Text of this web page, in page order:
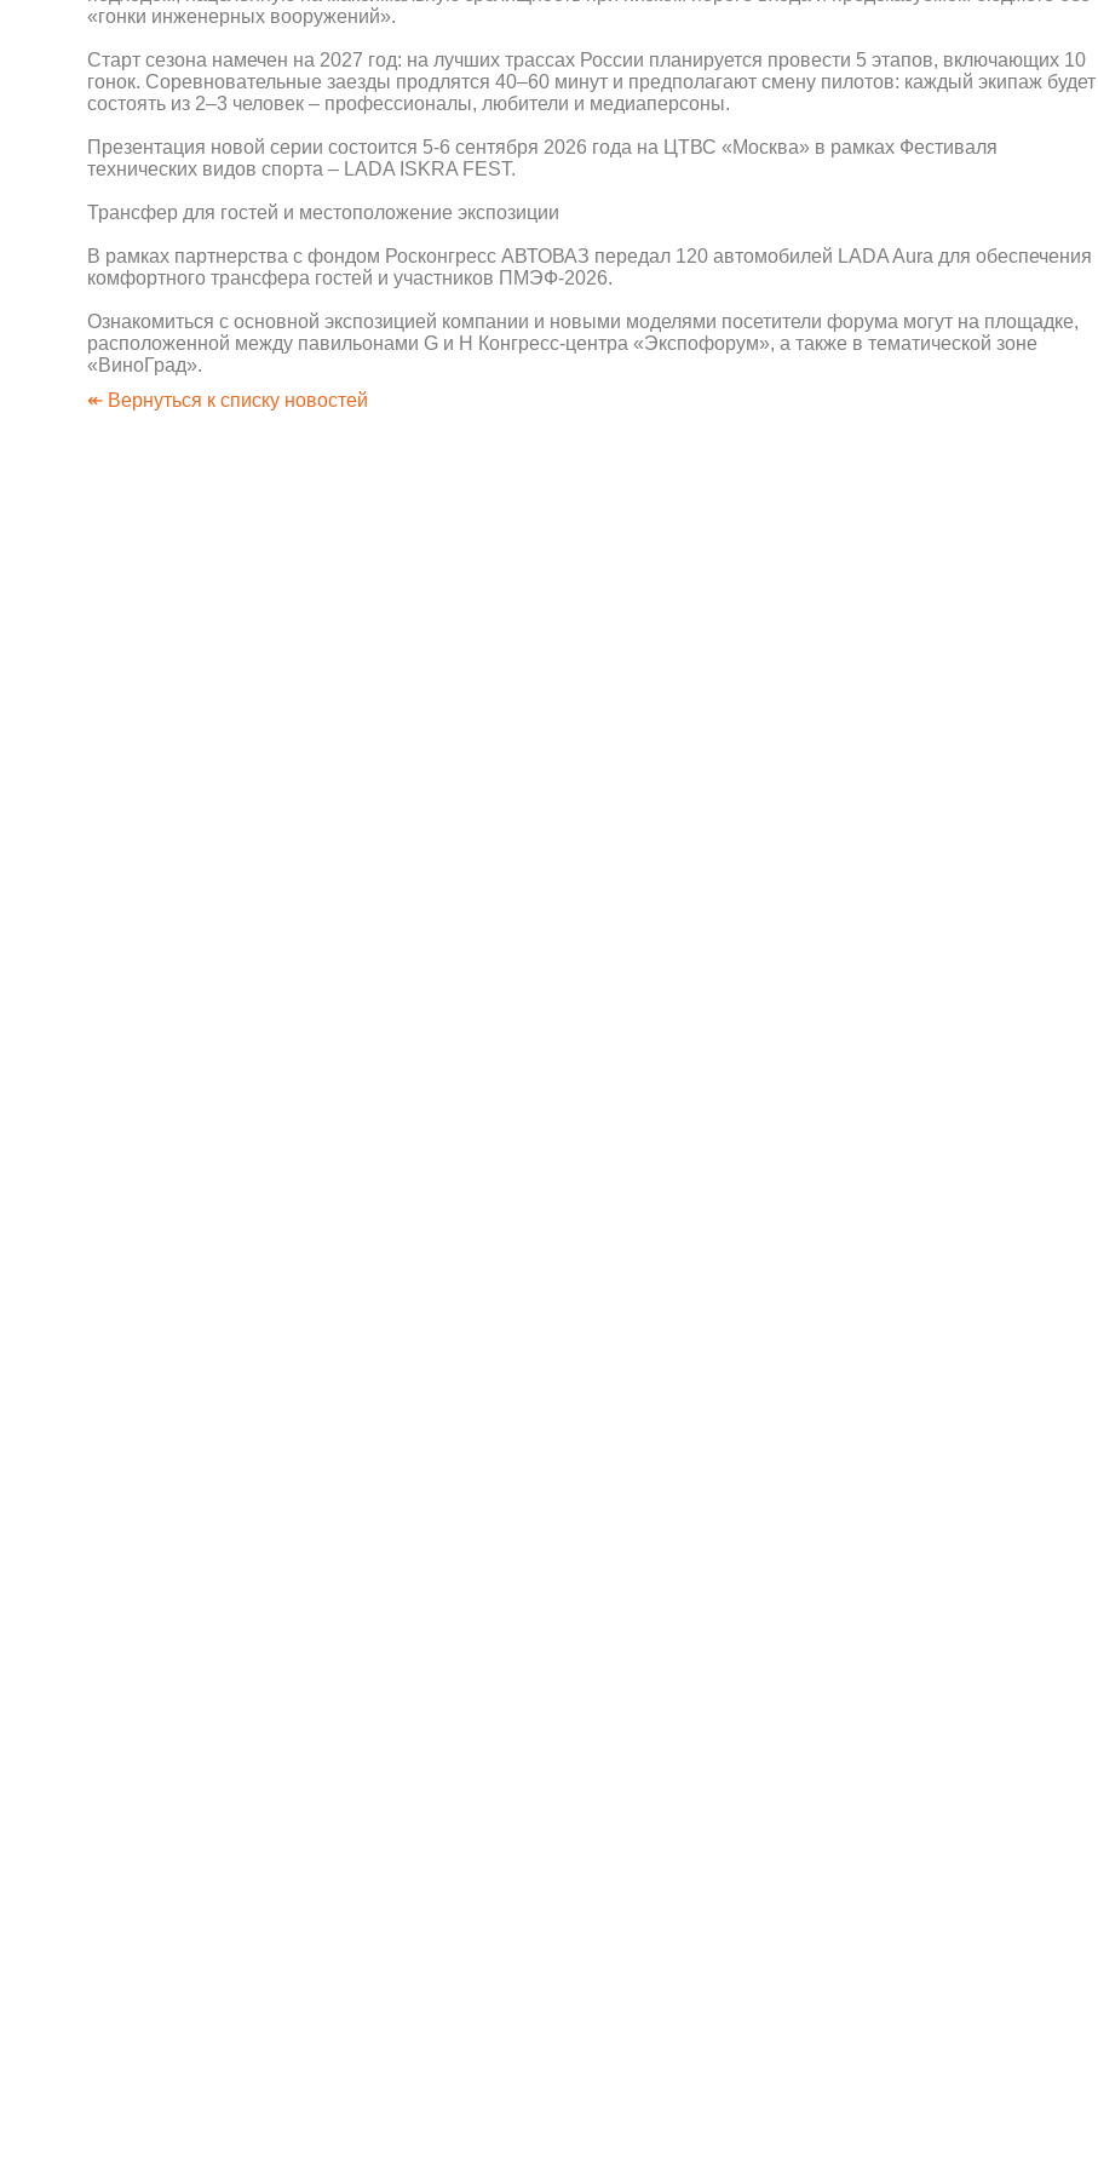
«гонки инженерных вооружений».
Старт сезона намечен на 2027 год: на лучших трассах России планируется провести 5 этапов, включающих 10
гонок. Соревновательные заезды продлятся 40–60 минут и предполагают смену пилотов: каждый экипаж будет
состоять из 2–3 человек – профессионалы, любители и медиаперсоны.
Презентация новой серии состоится 5-6 сентября 2026 года на ЦТВС «Москва» в рамках Фестиваля
технических видов спорта – LADA ISKRA FEST.
Трансфер для гостей и местоположение экспозиции
В рамках партнерства с фондом Росконгресс АВТОВАЗ передал 120 автомобилей LADA Aura для обеспечения
комфортного трансфера гостей и участников ПМЭФ-2026.
Ознакомиться с основной экспозицией компании и новыми моделями посетители форума могут на площадке,
расположенной между павильонами G и H Конгресс-центра «Экспофорум», а также в тематической зоне
«ВиноГрад».
↞ Вернуться к списку новостей